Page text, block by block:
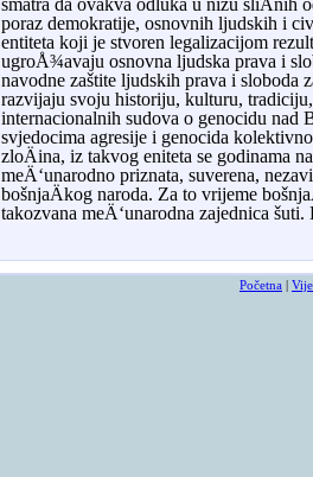
smatra da ovakva odluka u nizu sliÄnih
poraz demokratije, osnovnih ljudskih i
entiteta koji je stvoren legalizacijom
ugroÅ¾avaju osnovna ljudska prava i
navodne zaštite ljudskih prava i sloboda
razvijaju svoju historiju, kulturu, tradiciju,
internacionalnih sudova o genocidu nad
svjedocima agresije i genocida kolektivno
zloÄina, iz takvog eniteta se godinama
meÄ‘unarodno priznata, suverena,
bošnjaÄkog naroda. Za to vrijeme
takozvana meÄ‘unarodna zajednica
Početna